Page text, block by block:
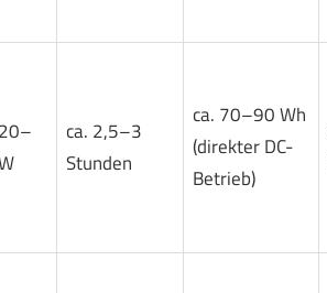
ca. 2,5–3
Stunden
ca. 70–90 Wh
(direkter DC-
Betrieb)